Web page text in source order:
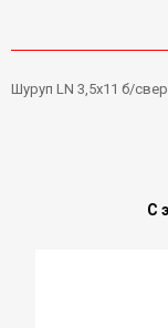
Шуруп LN 3,5х11 б/
С